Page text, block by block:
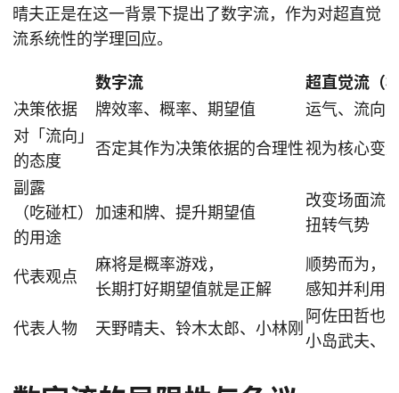
晴夫正是在这一背景下提出了数字流，作为对超直觉
流系统性的学理回应。
数字流
超直觉流（
决策依据
牌效率、概率、期望值
运气、流向
对「流向」
的态度
否定其作为决策依据的合理性视为核心变
副露
（吃碰杠）
的用途
加速和牌、提升期望值
改变场面流
扭转气势
代表观点
麻将是概率游戏，
长期打好期望值就是正解
顺势而为，
感知并利用
代表人物 天野晴夫、铃木太郎、小林刚
阿佐田哲也
小岛武夫、